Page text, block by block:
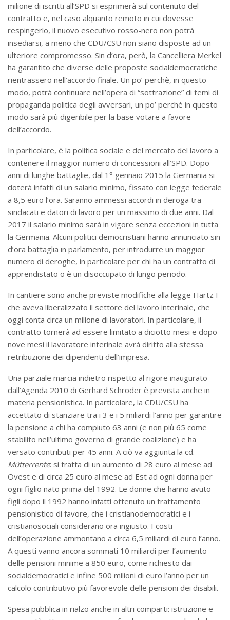
milione di iscritti all’SPD si esprimerà sul contenuto del
contratto e, nel caso alquanto remoto in cui dovesse
respingerlo, il nuovo esecutivo rosso-nero non potrà
insediarsi, a meno che CDU/CSU non siano disposte ad un
ulteriore compromesso. Sin d’ora, però, la Cancelliera Merkel
ha garantito che diverse delle proposte socialdemocratiche
rientrassero nell’accordo finale. Un po’ perchè, in questo
modo, potrà continuare nell’opera di “sottrazione” di temi di
propaganda politica degli avversari, un po’ perchè in questo
modo sarà più digeribile per la base votare a favore
dell’accordo.
In particolare, è la politica sociale e del mercato del lavoro a
contenere il maggior numero di concessioni all’SPD. Dopo
anni di lunghe battaglie, dal 1° gennaio 2015 la Germania si
doterà infatti di un salario minimo, fissato con legge federale
a 8,5 euro l’ora. Saranno ammessi accordi in deroga tra
sindacati e datori di lavoro per un massimo di due anni. Dal
2017 il salario minimo sarà in vigore senza eccezioni in tutta
la Germania. Alcuni politici democristiani hanno annunciato sin
d’ora battaglia in parlamento, per introdurre un maggior
numero di deroghe, in particolare per chi ha un contratto di
apprendistato o è un disoccupato di lungo periodo.
In cantiere sono anche previste modifiche alla legge Hartz I
che aveva liberalizzato il settore del lavoro interinale, che
oggi conta circa un milione di lavoratori. In particolare, il
contratto tornerà ad essere limitato a diciotto mesi e dopo
nove mesi il lavoratore interinale avrà diritto alla stessa
retribuzione dei dipendenti dell’impresa.
Una parziale marcia indietro rispetto al rigore inaugurato
dall’Agenda 2010 di Gerhard Schröder è prevista anche in
materia pensionistica. In particolare, la CDU/CSU ha
accettato di stanziare tra i 3 e i 5 miliardi l’anno per garantire
la pensione a chi ha compiuto 63 anni (e non più 65 come
stabilito nell’ultimo governo di grande coalizione) e ha
versato contributi per 45 anni. A ciò va aggiunta la cd.
Mütterrente: si tratta di un aumento di 28 euro al mese ad
Ovest e di circa 25 euro al mese ad Est ad ogni donna per
ogni figlio nato prima del 1992. Le donne che hanno avuto
figli dopo il 1992 hanno infatti ottenuto un trattamento
pensionistico di favore, che i cristianodemocratici e i
cristianosociali considerano ora ingiusto. I costi
dell’operazione ammontano a circa 6,5 miliardi di euro l’anno.
A questi vanno ancora sommati 10 miliardi per l’aumento
delle pensioni minime a 850 euro, come richiesto dai
socialdemocratici e infine 500 milioni di euro l’anno per un
calcolo contributivo più favorevole delle pensioni dei disabili.
Spesa pubblica in rialzo anche in altri comparti: istruzione e